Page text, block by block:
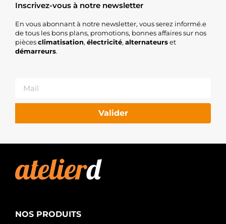
Inscrivez-vous à notre newsletter
En vous abonnant à notre newsletter, vous serez informé.e
de tous les bons plans, promotions, bonnes affaires sur nos
piècesclimatisation, électricité, alternateurset
démarreurs.
Valider
NOS PRODUITS